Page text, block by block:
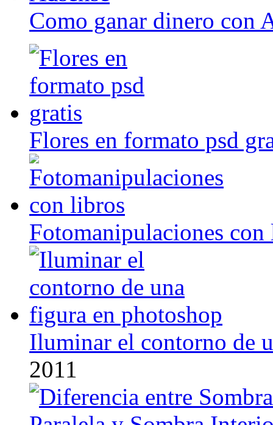
Como ganar dinero con
Flores en formato psd
Fotomanipulaciones
Iluminar el contorno de
2011